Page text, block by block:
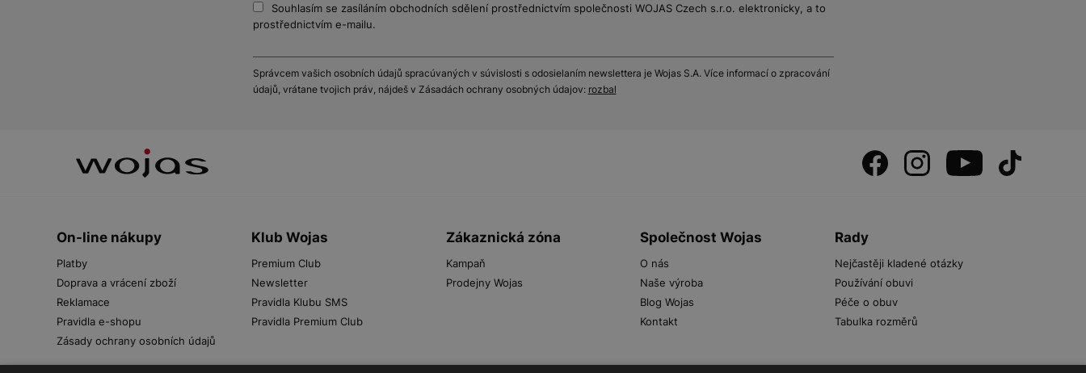
Souhlasím se zasíláním obchodních sdělení prostřednictvím společnosti WOJAS Czech s.r.o. elektronicky, a to
prostřednictvím e-mailu.
Správcem vašich osobních údajů spracúvaných v súvislosti s odosielaním newslettera je Wojas S.A. Více informací o zpracování
údajů, vrátane tvojich práv, nájdeš v Zásadách ochrany osobných údajov: rozbal
On-line nákupy
Platby
Doprava a vrácení zboží
Reklamace
Pravidla e-shopu
Zásady ochrany osobních údajů
Klub Wojas
Premium Club
Newsletter
Pravidla Klubu SMS
Pravidla Premium Club
Zákaznická zóna
Kampaň
Prodejny Wojas
Společnost Wojas
O nás
Naše výroba
Blog Wojas
Kontakt
Rady
Nejčastěji kladené otázky
Používání obuvi
Péče o obuv
Tabulka rozměrů